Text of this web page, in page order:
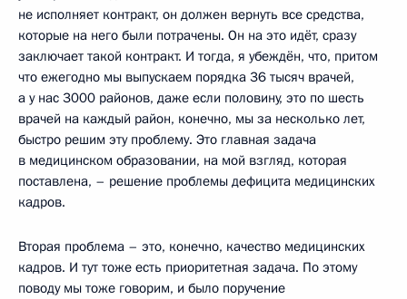
не исполняет контракт, он должен вернуть все средства,
которые на него были потрачены. Он на это идёт, сразу
заключает такой контракт. И тогда, я убеждён, что, притом
что ежегодно мы выпускаем порядка 36 тысяч врачей,
а у нас 3000 районов, даже если половину, это по шесть
врачей на каждый район, конечно, мы за несколько лет,
быстро решим эту проблему. Это главная задача
в медицинском образовании, на мой взгляд, которая
поставлена, – решение проблемы дефицита медицинских
кадров.
Вторая проблема – это, конечно, качество медицинских
кадров. И тут тоже есть приоритетная задача. По этому
поводу мы тоже говорим, и было поручение